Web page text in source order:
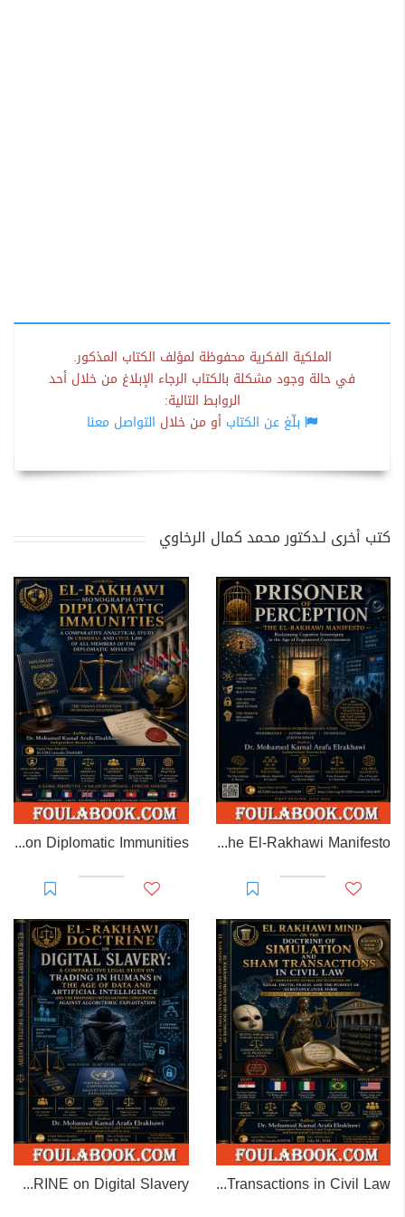
الملكية الفكرية محفوظة لمؤلف الكتاب المذكور.
في حالة وجود مشكلة بالكتاب الرجاء الإبلاغ من خلال أحد
الروابط التالية:
بلّغ عن الكتاب أو من خلال التواصل معنا
كتب أخرى لـدكتور محمد كمال الرخاوي
Prisoner of Perception: The El-Rakhawi Manifesto
EL-RAKHAWI MONOGRAPH on Diplomatic Immunities
EL RAKHAWI MIND on the Doctrine of Simulation and Sham Transactions in Civil Law
EL-RAKHAWI DOCTRINE on Digital Slavery